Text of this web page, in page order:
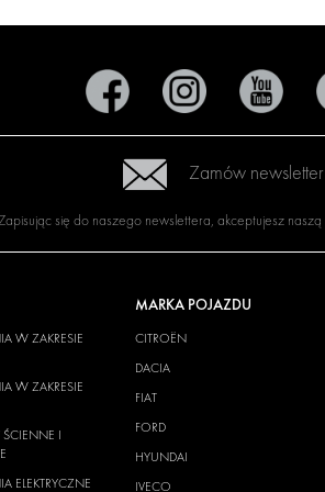
Zamów newsletter
się do naszego newslettera, akceptujesz naszą
W ZAKRESIE
W ZAKRESIE
ŚCIENNE I
ELEKTRYCZNE
MARKA POJAZDU
CITROËN
DACIA
FIAT
FORD
HYUNDAI
IVECO